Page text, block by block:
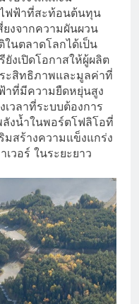
ฟฟ้าที่สะท้อนต้นทุน
งจากความผันผวน
ในตลาดโลกได้เป็น
งเปิดโอกาสให้ผู้ผลิต
ะสิทธิภาพและมูลค่าที่
าที่มีความยืดหยุ่นสูง
วลาที่ระบบต้องการ
ลังน้ำในพอร์ตโฟลิโอที่
มสร้างความแข็งแกร่ง
วอร์ ในระยะยาว